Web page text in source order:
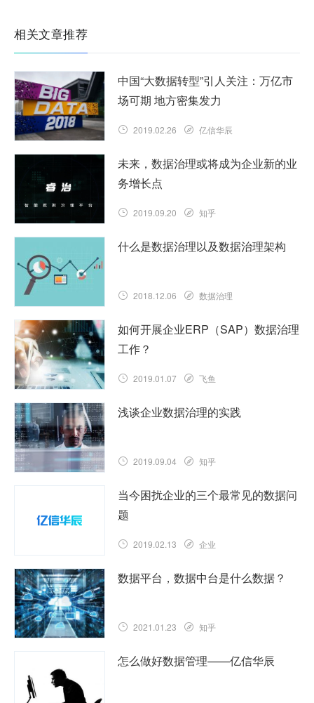
相关文章推荐
中国“大数据转型”引人关注：万亿市
场可期 地方密集发力
2019.02.26 亿信华辰
未来，数据治理或将成为企业新的业
务增长点
2019.09.20 知乎
什么是数据治理以及数据治理架构
2018.12.06 数据治理
如何开展企业ERP（SAP）数据治理
工作？
2019.01.07 飞鱼
浅谈企业数据治理的实践
2019.09.04 知乎
当今困扰企业的三个最常见的数据问
题
2019.02.13 企业
数据平台，数据中台是什么数据？
2021.01.23 知乎
怎么做好数据管理——亿信华辰